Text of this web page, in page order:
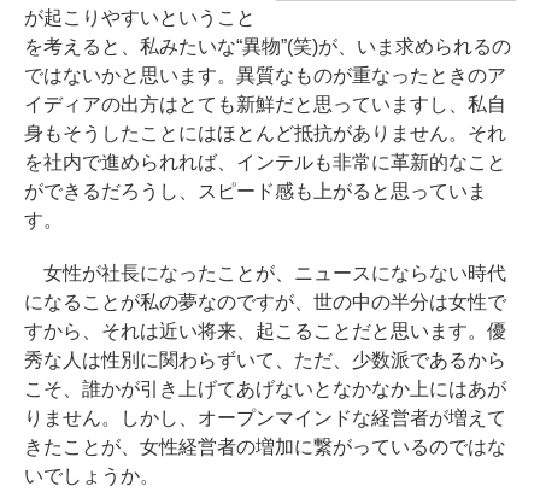
が起こりやすいということ
を考えると、私みたいな“異物”(笑)が、いま求められるの
ではないかと思います。異質なものが重なったときのア
イディアの出方はとても新鮮だと思っていますし、私自
身もそうしたことにはほとんど抵抗がありません。それ
を社内で進められれば、インテルも非常に革新的なこと
ができるだろうし、スピード感も上がると思っていま
す。
女性が社長になったことが、ニュースにならない時代
になることが私の夢なのですが、世の中の半分は女性で
すから、それは近い将来、起こることだと思います。優
秀な人は性別に関わらずいて、ただ、少数派であるから
こそ、誰かが引き上げてあげないとなかなか上にはあが
りません。しかし、オープンマインドな経営者が増えて
きたことが、女性経営者の増加に繋がっているのではな
いでしょうか。